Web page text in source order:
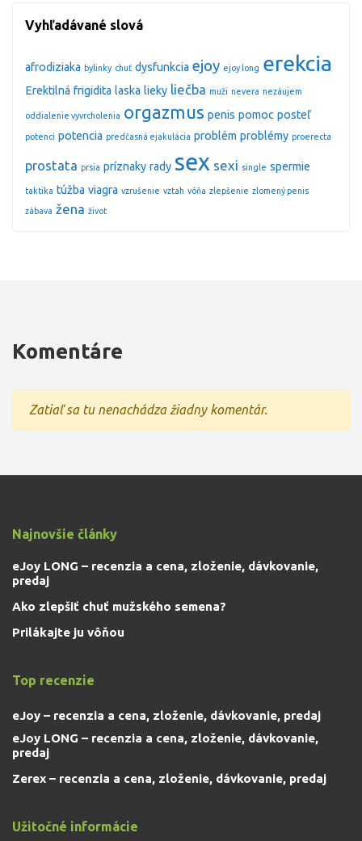
Vyhľadávané slová
afrodiziaka bylinky chuť dysfunkcia ejoy ejoy long erekcia
Erektilná frigidita laska lieky liečba muži nevera nezáujem
oddialenie vyvrcholenia orgazmus penis pomoc posteľ
potenci potencia predčasná ejakulácia problém problémy proerecta
prostata prsia príznaky rady sex sexi single spermie
taktika túžba viagra vzrušenie vztah vôňa zlepšenie zlomený penis
zábava žena život
Komentáre
Zatiaľ sa tu nenachádza žiadny komentár.
Najnovšie články
eJoy LONG – recenzia a cena, zloženie, dávkovanie,
predaj
Ako zlepšiť chuť mužského semena?
Prilákajte ju vôňou
Top recenzie
eJoy – recenzia a cena, zloženie, dávkovanie, predaj
eJoy LONG – recenzia a cena, zloženie, dávkovanie,
predaj
Zerex – recenzia a cena, zloženie, dávkovanie, predaj
Užitočné informácie